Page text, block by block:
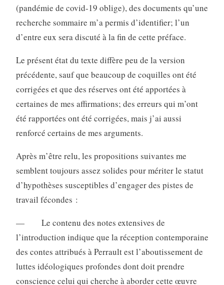
(pandémie de covid-19 oblige), des documents qu’une
recherche sommaire m’a permis d’identifier; l’un
d’entre eux sera discuté à la fin de cette préface.
Le présent état du texte diffère peu de la version
précédente, sauf que beaucoup de coquilles ont été
corrigées et que des réserves ont été apportées à
certaines de mes affirmations; des erreurs qui m’ont
été rapportées ont été corrigées, mais j’ai aussi
renforcé certains de mes arguments.
Après m’être relu, les propositions suivantes me
semblent toujours assez solides pour mériter le statut
d’hypothèses susceptibles d’engager des pistes de
travail fécondes :
— Le contenu des notes extensives de
l’introduction indique que la réception contemporaine
des contes attribués à Perrault est l’aboutissement de
luttes idéologiques profondes dont doit prendre
conscience celui qui cherche à aborder cette œuvre